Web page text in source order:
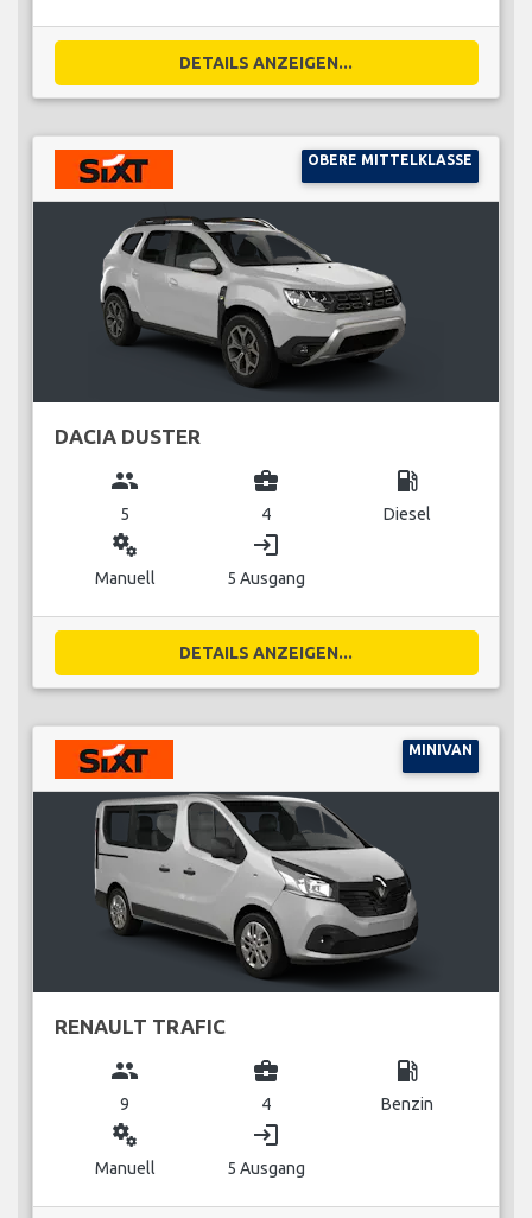
DETAILS ANZEIGEN...
OBERE MITTELKLASSE
DACIA DUSTER
group
5
business_center
4
local_gas_station
Diesel
miscellaneous_services
Manuell
login
5 Ausgang
DETAILS ANZEIGEN...
MINIVAN
RENAULT TRAFIC
group
9
business_center
4
local_gas_station
Benzin
miscellaneous_services
Manuell
login
5 Ausgang